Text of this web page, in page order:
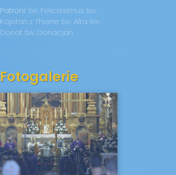
Patroni: św. Felicissimus św.
Kajetan z Thiene św. Afra św.
Donat św. Donacjan
Fotogalerie